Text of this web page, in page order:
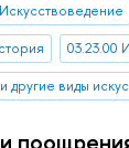
03.23.00
другие виды